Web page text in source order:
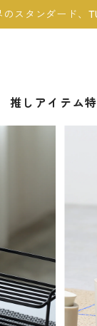
のスタンダード、
推しアイテム